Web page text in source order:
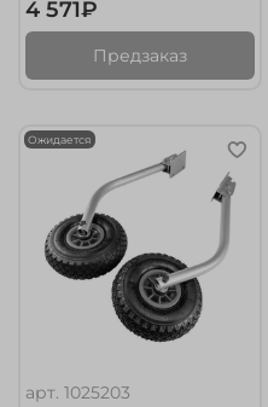
4 571₽
Предзаказ
Ожидается
арт.1025203